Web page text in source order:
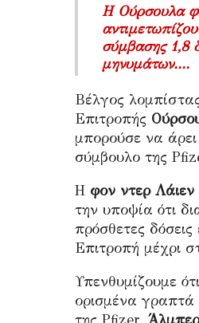
Η Ούρσουλα
σύμβασης 1,8
μηνυμάτων....
Βέλγος
Επιτροπής
μπορούσε να
σύμβουλο της
Η φον ντερ Λάιεν
την υποψία ότι
πρόσθετες
Επιτροπή μέχρι
Υπενθυμίζουμε
ορισμένα